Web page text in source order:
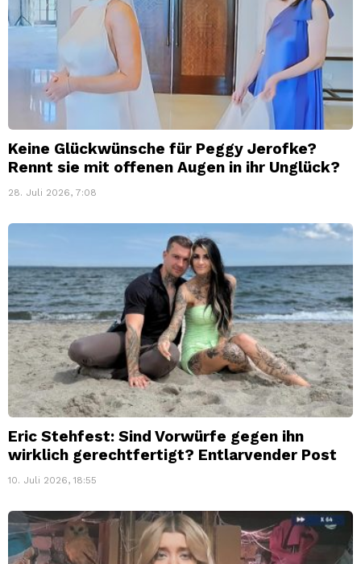
Keine Glückwünsche für Peggy Jerofke?
Rennt sie mit offenen Augen in ihr Unglück?
28. Juli 2026, 7:08
Eric Stehfest: Sind Vorwürfe gegen ihn
wirklich gerechtfertigt? Entlarvender Post
10. Juli 2026, 18:55